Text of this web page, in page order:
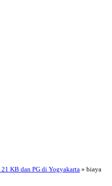
KB dan PG di Yogyakarta » biaya